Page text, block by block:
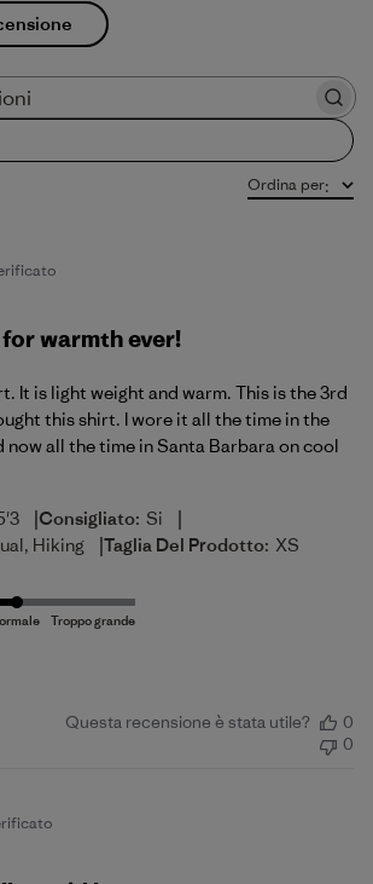
Ordina per:
warmth ever!
It is light weight and warm. This is the 3rd
this shirt. I wore it all the time in the
all the time in Santa Barbara on cool
|Consigliato: Si |
Hiking |Taglia Del Prodotto: XS
Questa recensione è stata utile?
0
0